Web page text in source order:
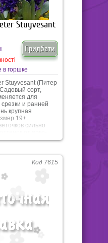
Stuyvesant
Придбати
в горшке
Stuyvesant (Питер
сорт,
для
и ранней
крупная
19+.
сильно
пурпурного
до 30 см.
по апрель.
Код 7615